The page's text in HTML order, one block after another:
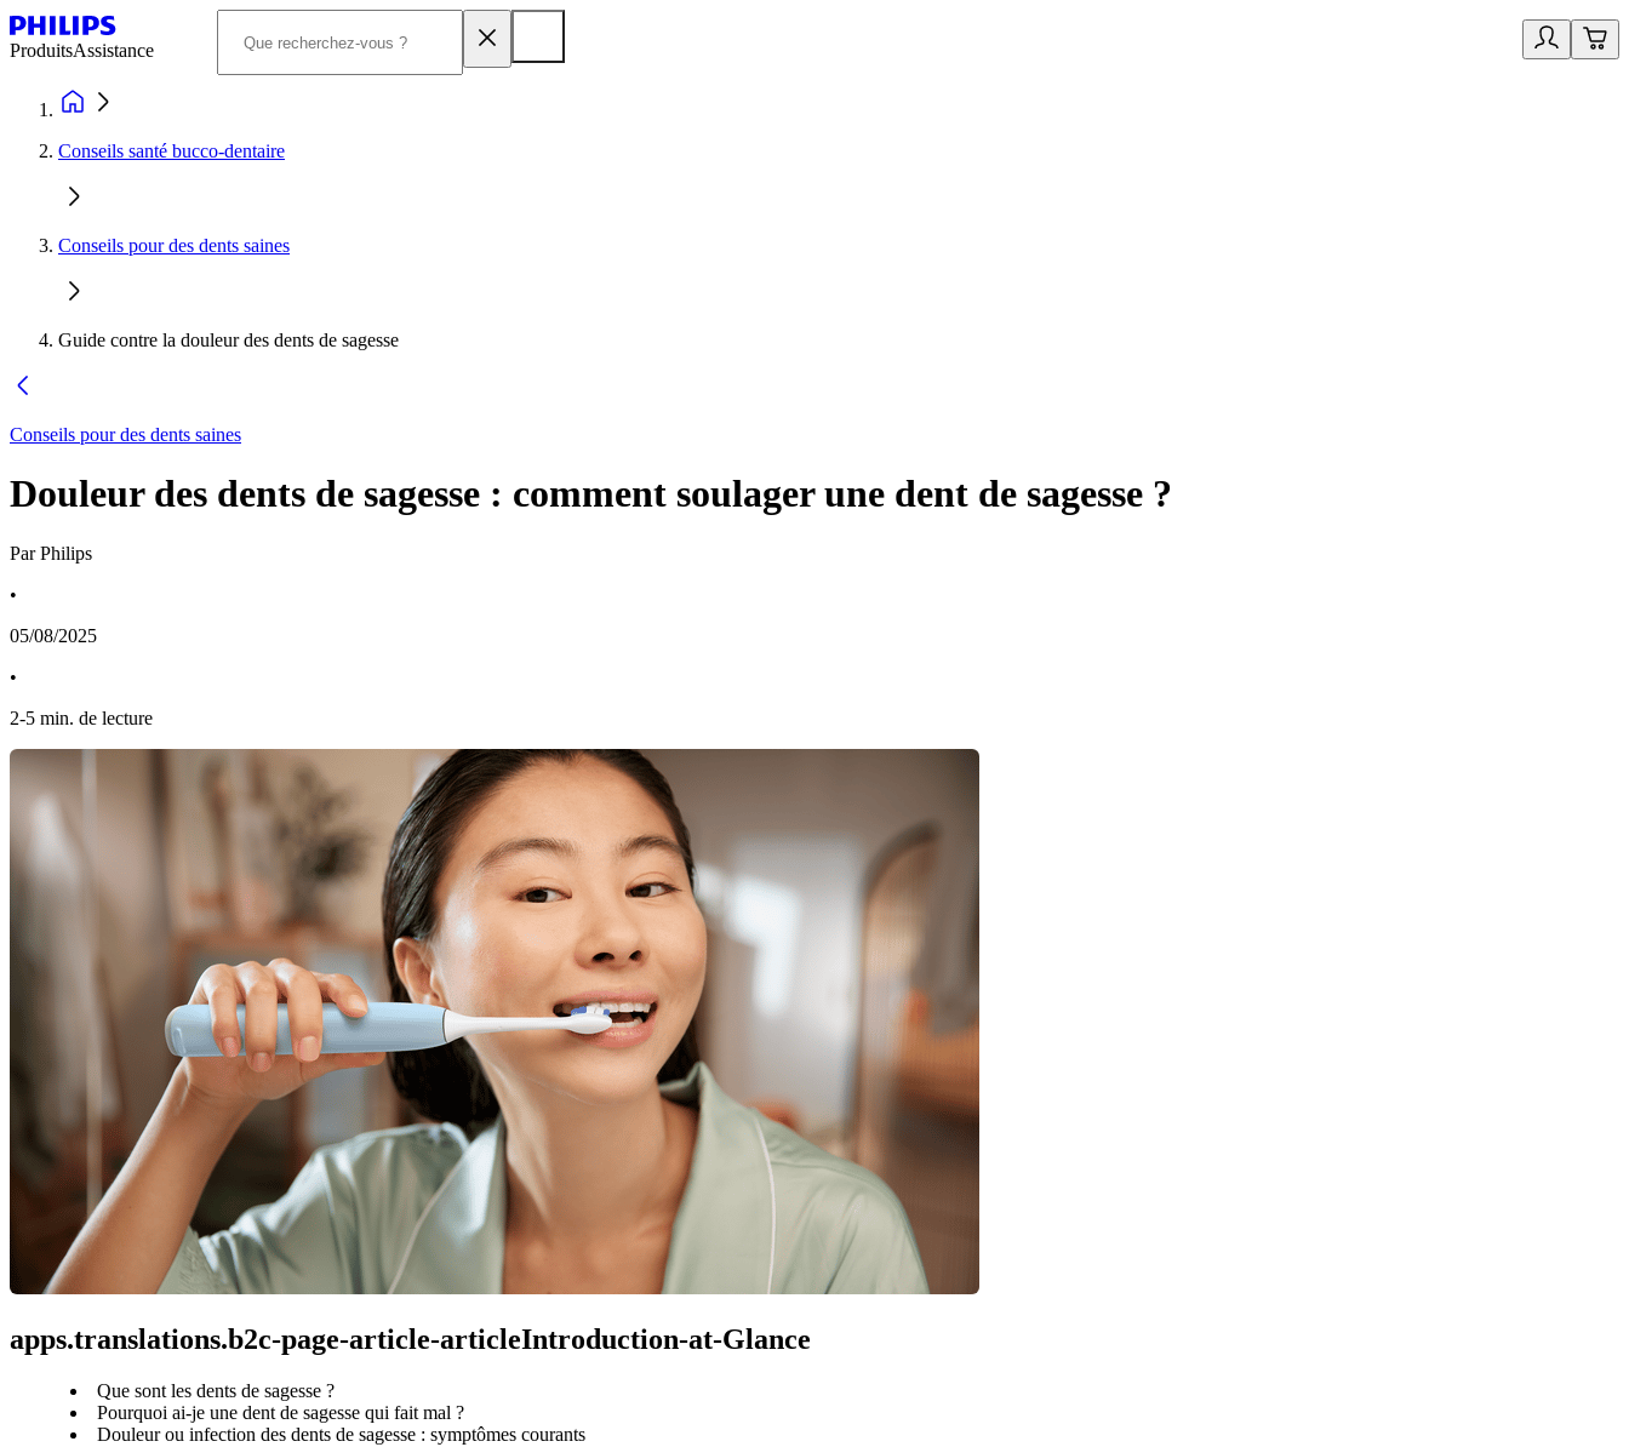
ProduitsAssistance
Conseils santé bucco-dentaire
Conseils pour des dents saines
Guide contre la douleur des dents de sagesse
Conseils pour des dents saines
Douleur des dents de sagesse : comment soulager une dent de sagesse ?
Par Philips
•
05/08/2025
•
2-5 min. de lecture
apps.translations.b2c-page-article-articleIntroduction-at-Glance
Que sont les dents de sagesse ?
Pourquoi ai-je une dent de sagesse qui fait mal ?
Douleur ou infection des dents de sagesse : symptômes courants